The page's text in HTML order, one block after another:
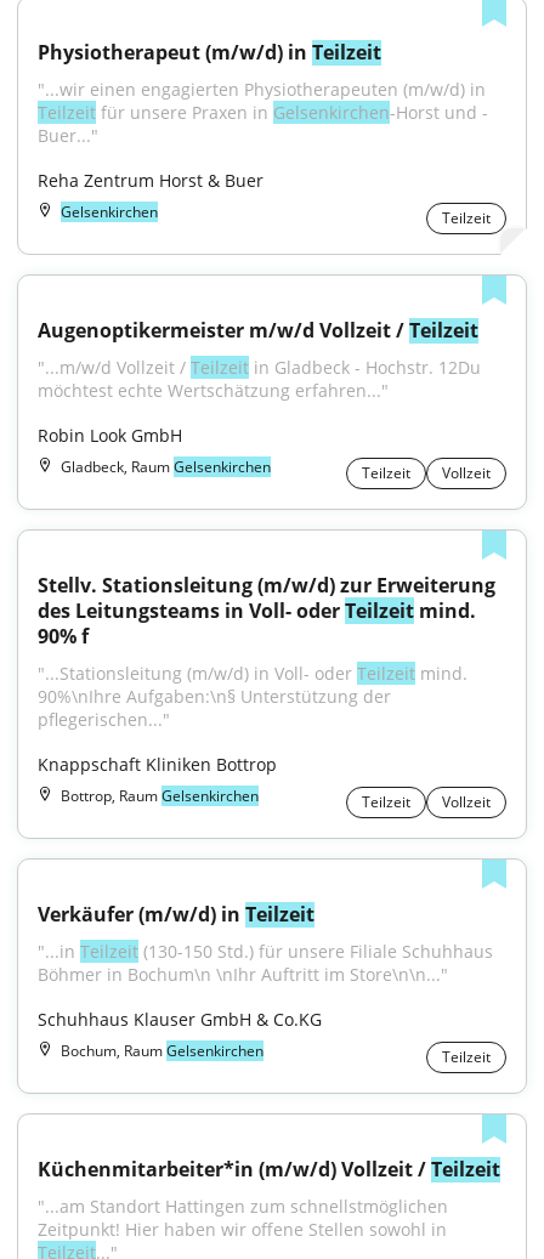
Physiotherapeut (m/w/d) in Teilzeit
Teilzeit für unsere Praxen in Gelsenkirchen-Horst und -
Buer..."
Reha Zentrum Horst & Buer
Gelsenkirchen Teilzeit
Augenoptikermeister m/w/d Vollzeit / Teilzeit
"...m/w/d Vollzeit / Teilzeit in Gladbeck - Hochstr. 12Du
möchtest echte Wertschätzung erfahren..."
Robin Look GmbH
Gladbeck, RaumGelsenkirchen Teilzeit Vollzeit
Stellv. Stationsleitung (m/w/d) zur Erweiterung
des Leitungsteams in Voll- oder Teilzeit mind.
90% f
"...Stationsleitung (m/w/d) in Voll- oder Teilzeit mind.
90%\nIhre Aufgaben:\n§ Unterstützung der
pflegerischen..."
Knappschaft Kliniken Bottrop
Bottrop, RaumGelsenkirchen Teilzeit Vollzeit
Verkäufer (m/w/d) in Teilzeit
"...in Teilzeit (130-150 Std.) für unsere Filiale Schuhhaus
Böhmer in Bochum\n \nIhr Auftritt im Store\n\n..."
Schuhhaus Klauser GmbH & Co.KG
Bochum, RaumGelsenkirchen Teilzeit
Küchenmitarbeiter*in (m/w/d) Vollzeit / Teilzeit
"...am Standort Hattingen zum schnellstmöglichen
Teilzeit..."